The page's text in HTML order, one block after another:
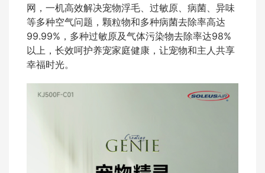
网，一机高效解决宠物浮毛、过敏原、病菌、异味
等多种空气问题，颗粒物和多种病菌去除率高达
99.99%，多种过敏原及气体污染物去除率达98%
以上，长效呵护养宠家庭健康，让宠物和主人共享
幸福时光。